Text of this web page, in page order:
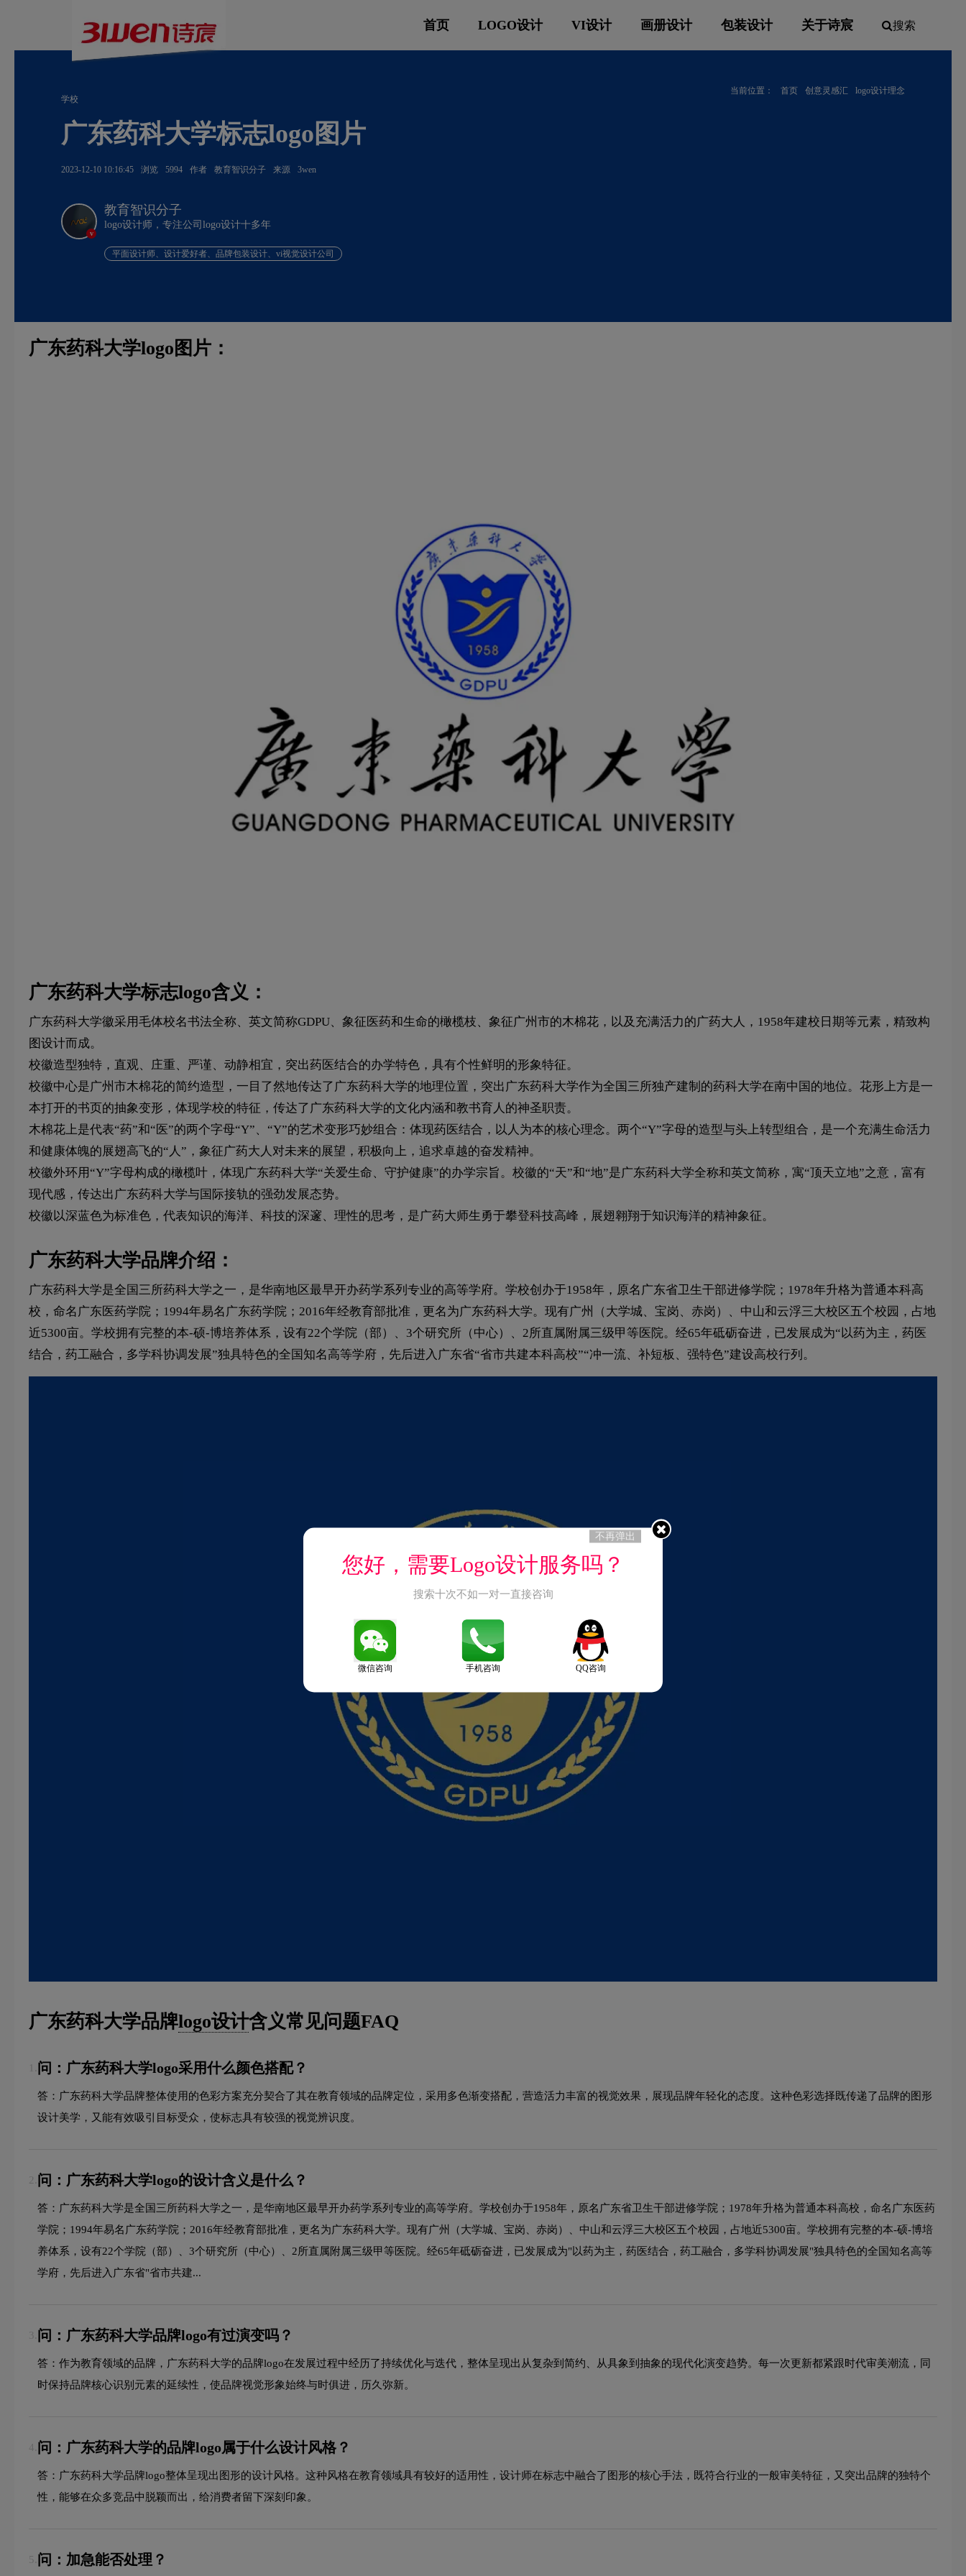
首页 LOGO设计 VI设计 画册设计 包装设计 关于诗宸 搜索
当前位置： 首页 创意灵感汇
logo设计理念
学校
广东药科大学标志logo图片
2023-12-10 10:16:45 浏览 5994 作者 教育智识分子 来源 3wen
v
教育智识分子
logo设计师，专注公司logo设计十多年
平面设计师、设计爱好者、品牌包装设计、vi视觉设计公司
广东药科大学logo图片：
广东药科大学标志logo含义：
广东药科大学徽采用毛体校名书法全称、英文简称GDPU、象征医药和生命的橄榄枝、象征广州市的木棉花，以及充满活力的广药大人，1958年建校日期等元素，精致构
图设计而成。
校徽造型独特，直观、庄重、严谨、动静相宜，突出药医结合的办学特色，具有个性鲜明的形象特征。
校徽中心是广州市木棉花的简约造型，一目了然地传达了广东药科大学的地理位置，突出广东药科大学作为全国三所独产建制的药科大学在南中国的地位。花形上方是一
本打开的书页的抽象变形，体现学校的特征，传达了广东药科大学的文化内涵和教书育人的神圣职责。
木棉花上是代表“药”和“医”的两个字母“Y”、“Y”的艺术变形巧妙组合：体现药医结合，以人为本的核心理念。两个“Y”字母的造型与头上转型组合，是一个充满生命活力
和健康体魄的展翅高飞的“人”，象征广药大人对未来的展望，积极向上，追求卓越的奋发精神。
校徽外环用“Y”字母构成的橄榄叶，体现广东药科大学“关爱生命、守护健康”的办学宗旨。校徽的“天”和“地”是广东药科大学全称和英文简称，寓“顶天立地”之意，富有
现代感，传达出广东药科大学与国际接轨的强劲发展态势。
校徽以深蓝色为标准色，代表知识的海洋、科技的深邃、理性的思考，是广药大师生勇于攀登科技高峰，展翅翱翔于知识海洋的精神象征。
广东药科大学品牌介绍：
广东药科大学是全国三所药科大学之一，是华南地区最早开办药学系列专业的高等学府。学校创办于1958年，原名广东省卫生干部进修学院；1978年升格为普通本科高
校，命名广东医药学院；1994年易名广东药学院；2016年经教育部批准，更名为广东药科大学。现有广州（大学城、宝岗、赤岗）、中山和云浮三大校区五个校园，占地
近5300亩。学校拥有完整的本-硕-博培养体系，设有22个学院（部）、3个研究所（中心）、2所直属附属三级甲等医院。经65年砥砺奋进，已发展成为“以药为主，药医
结合，药工融合，多学科协调发展”独具特色的全国知名高等学府，先后进入广东省“省市共建本科高校”“冲一流、补短板、强特色”建设高校行列。
广东药科大学品牌logo设计含义常见问题FAQ
问：广东药科大学logo采用什么颜色搭配？
答：广东药科大学品牌整体使用的色彩方案充分契合了其在教育领域的品牌定位，采用多色渐变搭配，营造活力丰富的视觉效果，展现品牌年轻化的态度。这种色彩选择既传递了品牌的图形
设计美学，又能有效吸引目标受众，使标志具有较强的视觉辨识度。
2. 问：广东药科大学logo的设计含义是什么？
答：广东药科大学是全国三所药科大学之一，是华南地区最早开办药学系列专业的高等学府。学校创办于1958年，原名广东省卫生干部进修学院；1978年升格为普通本科高校，命名广东医药
学院；1994年易名广东药学院；2016年经教育部批准，更名为广东药科大学。现有广州（大学城、宝岗、赤岗）、中山和云浮三大校区五个校园，占地近5300亩。学校拥有完整的本-硕-博培
养体系，设有22个学院（部）、3个研究所（中心）、2所直属附属三级甲等医院。经65年砥砺奋进，已发展成为"以药为主，药医结合，药工融合，多学科协调发展"独具特色的全国知名高等
学府，先后进入广东省"省市共建...
3. 问：广东药科大学品牌logo有过演变吗？
答：作为教育领域的品牌，广东药科大学的品牌logo在发展过程中经历了持续优化与迭代，整体呈现出从复杂到简约、从具象到抽象的现代化演变趋势。每一次更新都紧跟时代审美潮流，同
时保持品牌核心识别元素的延续性，使品牌视觉形象始终与时俱进，历久弥新。
4. 问：广东药科大学的品牌logo属于什么设计风格？
答：广东药科大学品牌logo整体呈现出图形的设计风格。这种风格在教育领域具有较好的适用性，设计师在标志中融合了图形的核心手法，既符合行业的一般审美特征，又突出品牌的独特个
性，能够在众多竞品中脱颖而出，给消费者留下深刻印象。
5. 问：加急能否处理？
不再弹出
您好，需要Logo设计服务吗？
搜索十次不如一对一直接咨询
微信咨询 手机咨询 QQ咨询